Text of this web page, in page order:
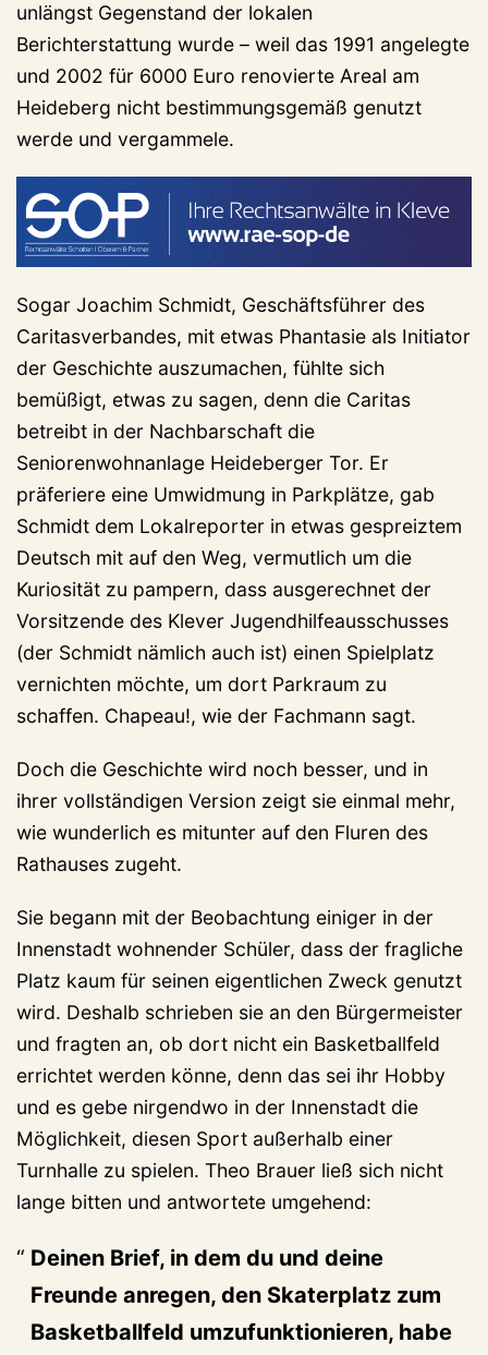
unlängst Gegenstand der lokalen
Berichterstattung wurde – weil das 1991 angelegte
und 2002 für 6000 Euro renovierte Areal am
Heideberg nicht bestimmungsgemäß genutzt
werde und vergammele.
Sogar Joachim Schmidt, Geschäftsführer des
Caritasverbandes, mit etwas Phantasie als Initiator
der Geschichte auszumachen, fühlte sich
bemüßigt, etwas zu sagen, denn die Caritas
betreibt in der Nachbarschaft die
Seniorenwohnanlage Heideberger Tor. Er
präferiere eine Umwidmung in Parkplätze, gab
Schmidt dem Lokalreporter in etwas gespreiztem
Deutsch mit auf den Weg, vermutlich um die
Kuriosität zu pampern, dass ausgerechnet der
Vorsitzende des Klever Jugendhilfeausschusses
(der Schmidt nämlich auch ist) einen Spielplatz
vernichten möchte, um dort Parkraum zu
schaffen. Chapeau!, wie der Fachmann sagt.
Doch die Geschichte wird noch besser, und in
ihrer vollständigen Version zeigt sie einmal mehr,
wie wunderlich es mitunter auf den Fluren des
Rathauses zugeht.
Sie begann mit der Beobachtung einiger in der
Innenstadt wohnender Schüler, dass der fragliche
Platz kaum für seinen eigentlichen Zweck genutzt
wird. Deshalb schrieben sie an den Bürgermeister
und fragten an, ob dort nicht ein Basketballfeld
errichtet werden könne, denn das sei ihr Hobby
und es gebe nirgendwo in der Innenstadt die
Möglichkeit, diesen Sport außerhalb einer
Turnhalle zu spielen. Theo Brauer ließ sich nicht
lange bitten und antwortete umgehend:
Deinen Brief, in dem du und deine
Freunde anregen, den Skaterplatz zum
Basketballfeld umzufunktionieren, habe